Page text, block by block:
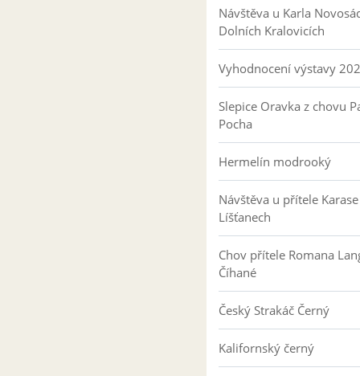
Návštěva u Karla
Dolních Kralovicích
Vyhodnocení výstavy
Slepice Oravka z chovu
Pocha
Hermelín modrooký
Návštěva u přítele
Líšťanech
Chov přítele Romana
Číhané
Český Strakáč Černý
Kalifornský černý